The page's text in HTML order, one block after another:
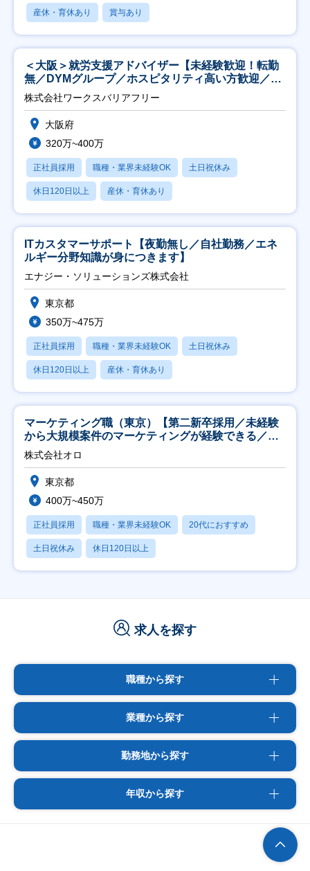
産休・育休あり 賞与あり
＜大阪＞就労支援アドバイザー【未経験歓迎！転勤
無／DYMグループ／ホスピタリティ高い方歓迎／土
日祝】
株式会社ワークスバリアフリー
大阪府
320万~400万
正社員採用 職種・業界未経験OK 土日祝休み
休日120日以上 産休・育休あり
ITカスタマーサポート【夜勤無し／自社勤務／エネ
ルギー分野知識が身につきます】
エナジー・ソリューションズ株式会社
東京都
350万~475万
正社員採用 職種・業界未経験OK 土日祝休み
休日120日以上 産休・育休あり
マーケティング職（東京）【第二新卒採用／未経験
から大規模案件のマーケティングが経験できる／研
修充実】
株式会社オロ
東京都
400万~450万
正社員採用 職種・業界未経験OK 20代におすすめ
土日祝休み 休日120日以上
求人を探す
職種から探す
業種から探す
勤務地から探す
年収から探す